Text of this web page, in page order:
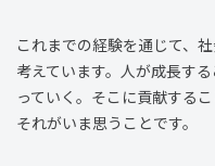
これまでの経験を通じて、
考えています。人が成長す
っていく。そこに貢献する
それがいま思うことです。